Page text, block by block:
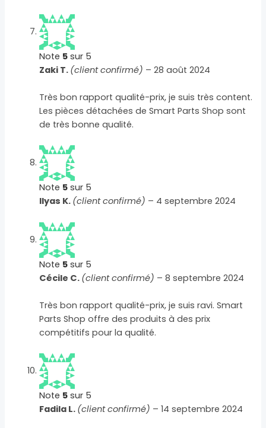
Note 5 sur 5
Zaki T. (client confirmé) – 28 août 2024
Très bon rapport qualité-prix, je suis très content.
Les pièces détachées de Smart Parts Shop sont
de très bonne qualité.
Note 5 sur 5
Ilyas K. (client confirmé) – 4 septembre 2024
Note 5 sur 5
Cécile C. (client confirmé) – 8 septembre 2024
Très bon rapport qualité-prix, je suis ravi. Smart
Parts Shop offre des produits à des prix
compétitifs pour la qualité.
Note 5 sur 5
Fadila L. (client confirmé) – 14 septembre 2024